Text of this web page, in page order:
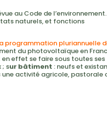
au Code de l’environnement.
naturels, et fonctions
programmation pluriannuelle
du photovoltaïque en
effet se faire sous toutes ses
sur bâtiment : neufs et
activité agricole, pastorale